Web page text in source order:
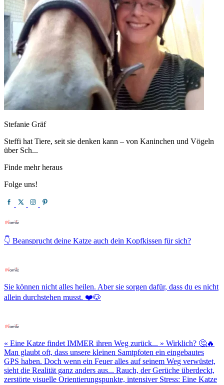
Stefanie Gräf
Steffi hat Tiere, seit sie denken kann – von Kaninchen und Vögeln
über Sch...
Finde mehr heraus
Folge uns!
👇 Beansprucht deine Katze auch dein Kopfkissen für sich?
Sie können nicht alles heilen. Aber sie sorgen dafür, dass du es nicht
allein durchstehen musst. ❤️🐶
« Eine Katze findet IMMER ihren Weg zurück... » Wirklich? 🤔🔥
Man glaubt oft, dass unsere kleinen Samtpfoten ein eingebautes
GPS haben. Doch wenn ein Feuer alles auf seinem Weg verwüstet,
sieht die Realität ganz anders aus... Rauch, der Gerüche überdeckt,
zerstörte visuelle Orientierungspunkte, intensiver Stress: Eine Katze